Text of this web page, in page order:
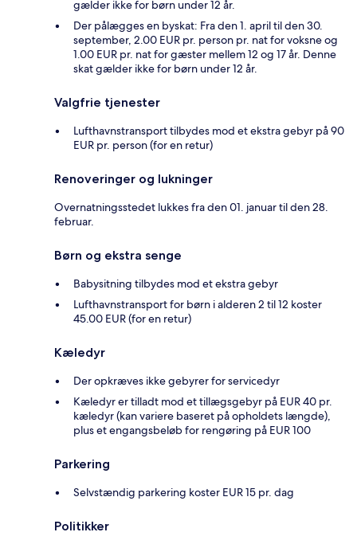
gælder ikke for børn under 12 år.
Der pålægges en byskat: Fra den 1. april til den 30.
september, 2.00 EUR pr. person pr. nat for voksne og
1.00 EUR pr. nat for gæster mellem 12 og 17 år. Denne
skat gælder ikke for børn under 12 år.
Valgfrie tjenester
Lufthavnstransport tilbydes mod et ekstra gebyr på 90
EUR pr. person (for en retur)
Renoveringer og lukninger
Overnatningsstedet lukkes fra den 01. januar til den 28.
februar.
Børn og ekstra senge
Babysitning tilbydes mod et ekstra gebyr
Lufthavnstransport for børn i alderen 2 til 12 koster
45.00 EUR (for en retur)
Kæledyr
Der opkræves ikke gebyrer for servicedyr
Kæledyr er tilladt mod et tillægsgebyr på EUR 40 pr.
kæledyr (kan variere baseret på opholdets længde),
plus et engangsbeløb for rengøring på EUR 100
Parkering
Selvstændig parkering koster EUR 15 pr. dag
Politikker